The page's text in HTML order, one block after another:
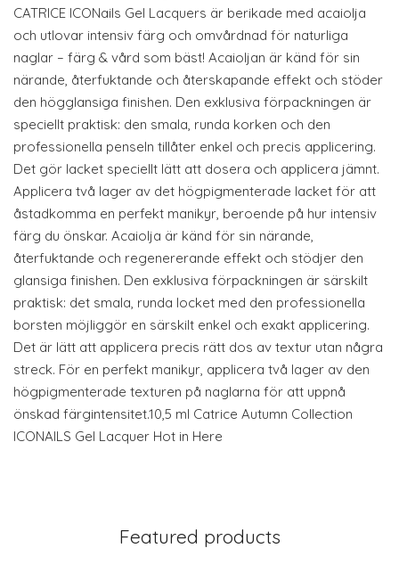
CATRICE ICONails Gel Lacquers är berikade med acaiolja
och utlovar intensiv färg och omvårdnad för naturliga
naglar – färg & vård som bäst! Acaioljan är känd för sin
närande, återfuktande och återskapande effekt och stöder
den högglansiga finishen. Den exklusiva förpackningen är
speciellt praktisk: den smala, runda korken och den
professionella penseln tillåter enkel och precis applicering.
Det gör lacket speciellt lätt att dosera och applicera jämnt.
Applicera två lager av det högpigmenterade lacket för att
åstadkomma en perfekt manikyr, beroende på hur intensiv
färg du önskar. Acaiolja är känd för sin närande,
återfuktande och regenererande effekt och stödjer den
glansiga finishen. Den exklusiva förpackningen är särskilt
praktisk: det smala, runda locket med den professionella
borsten möjliggör en särskilt enkel och exakt applicering.
Det är lätt att applicera precis rätt dos av textur utan några
streck. För en perfekt manikyr, applicera två lager av den
högpigmenterade texturen på naglarna för att uppnå
önskad färgintensitet.10,5 ml Catrice Autumn Collection
ICONAILS Gel Lacquer Hot in Here
Featured products